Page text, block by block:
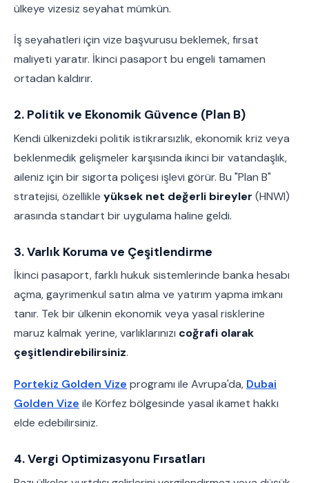
ülkeye vizesiz seyahat mümkün.
İş seyahatleri için vize başvurusu beklemek, fırsat
maliyeti yaratır. İkinci pasaport bu engeli tamamen
ortadan kaldırır.
2. Politik ve Ekonomik Güvence (Plan B)
Kendi ülkenizdeki politik istikrarsızlık, ekonomik kriz veya
beklenmedik gelişmeler karşısında ikinci bir vatandaşlık,
aileniz için bir sigorta poliçesi işlevi görür. Bu "Plan B"
stratejisi, özellikle yüksek net değerli bireyler (HNWI)
arasında standart bir uygulama haline geldi.
3. Varlık Koruma ve Çeşitlendirme
İkinci pasaport, farklı hukuk sistemlerinde banka hesabı
açma, gayrimenkul satın alma ve yatırım yapma imkanı
tanır. Tek bir ülkenin ekonomik veya yasal risklerine
maruz kalmak yerine, varlıklarınızı coğrafi olarak
çeşitlendirebilirsiniz.
Portekiz Golden Vize programı ile Avrupa'da, Dubai
Golden Vize ile Körfez bölgesinde yasal ikamet hakkı
elde edebilirsiniz.
4. Vergi Optimizasyonu Fırsatları